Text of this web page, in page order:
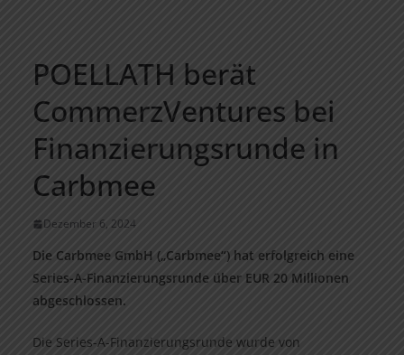
POELLATH berät
CommerzVentures bei
Finanzierungsrunde in
Carbmee
Dezember 6, 2024
Die Carbmee GmbH („Carbmee“) hat erfolgreich eine
Series-A-Finanzierungsrunde über EUR 20 Millionen
abgeschlossen.
Die Series-A-Finanzierungsrunde wurde von